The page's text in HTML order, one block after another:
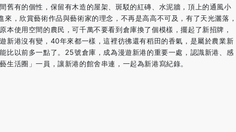
舊有的個性，保留有木造的屋架、斑駁的紅磚、水泥牆，頂上的通風小
，欣賞藝術作品與藝術家的理念，不再是高高不可及，有了天光灑落，
本使用空間的農民，可千萬不要看到倉庫換了個模樣，擺起了新招牌，
新港沒有變，40年來都一樣，這裡彷彿還有稻田的香氣，是屬於農業新
比以前多一點了。25號倉庫，成為漫遊新港的重要一處，認識新港、感
生活圈」一員，讓新港的館舍串連，一起為新港寫紀錄。